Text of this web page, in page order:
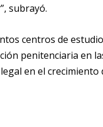
subrayó.
centros de
penitenciaria en
en el crecimiento